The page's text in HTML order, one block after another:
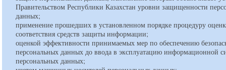
Правительством Республики Казахстан уровни защищенности
данных;
применение прошедших в установленном порядке процедуру
соответствия средств защиты информации;
оценкой эффективности принимаемых мер по обеспечению
персональных данных до ввода в эксплуатацию информационной
персональных данных;